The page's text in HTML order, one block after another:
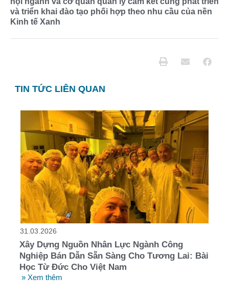
và triển khai đào tạo phối hợp theo nhu cầu của nền
Kinh tế Xanh
TIN TỨC LIÊN QUAN
31.03.2026
Xây Dựng Nguồn Nhân Lực Ngành Công
Nghiệp Bán Dẫn Sẵn Sàng Cho Tương Lai: Bài
Học Từ Đức Cho Việt Nam
» Xem thêm